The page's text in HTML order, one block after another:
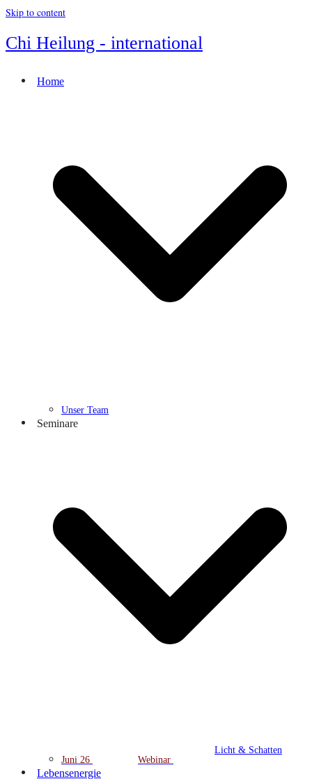
Skip to content
Chi Heilung - international
Home
Unser Team
Seminare
Juni 26 Webinar
Licht & Schatten
Lebensenergie